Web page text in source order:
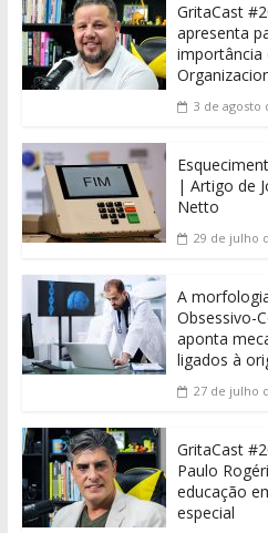
GritaCast
apresenta
importância
3 de agosto
| Artigo de
Netto
29 de julho
A
Obsessivo-
aponta
ligados à
27 de julho
GritaCast
Paulo
educação
especial